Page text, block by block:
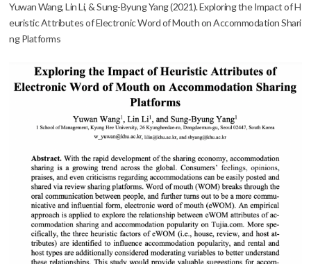
본문
Yuwan Wang, Lin Li, & Sung-Byung Yang (2021). Exploring the Impact of H
euristic Attributes of Electronic Word of Mouth on Accommodation Shari
ng Platforms